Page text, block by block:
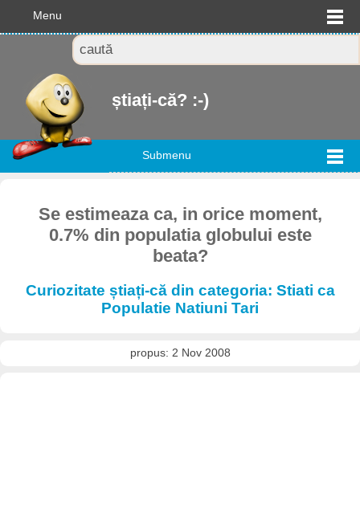
Menu
știați-că? :-)
Submenu
Se estimeaza ca, in orice moment,
0.7% din populatia globului este
beata?
Curiozitate știați-că din categoria: Stiati ca
Populatie Natiuni Tari
propus: 2 Nov 2008